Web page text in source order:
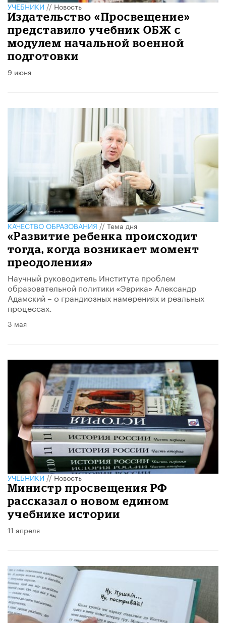
УЧЕБНИКИ//Новость
Издательство «Просвещение»
представило учебник ОБЖ с
модулем начальной военной
подготовки
9 июня
КАЧЕСТВО ОБРАЗОВАНИЯ//Тема дня
«Развитие ребенка происходит
тогда, когда возникает момент
преодоления»
Научный руководитель Института проблем
образовательной политики «Эврика» Александр
Адамский – о грандиозных намерениях и реальных
процессах.
3 мая
УЧЕБНИКИ//Новость
Министр просвещения РФ
рассказал о новом едином
учебнике истории
11 апреля